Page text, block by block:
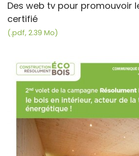
Des web tv pour promouvoir
certifié
(.pdf, 2.39 Mo)